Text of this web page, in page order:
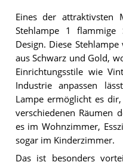
Eines der attraktivsten
Stehlampe 1 flammige
Design. Diese
aus Schwarz und Gold,
Einrichtungsstile wie
Industrie anpassen
Lampe ermöglicht es
verschiedenen Räumen
es im Wohnzimmer,
sogar im Kinderzimmer.
Das ist besonders